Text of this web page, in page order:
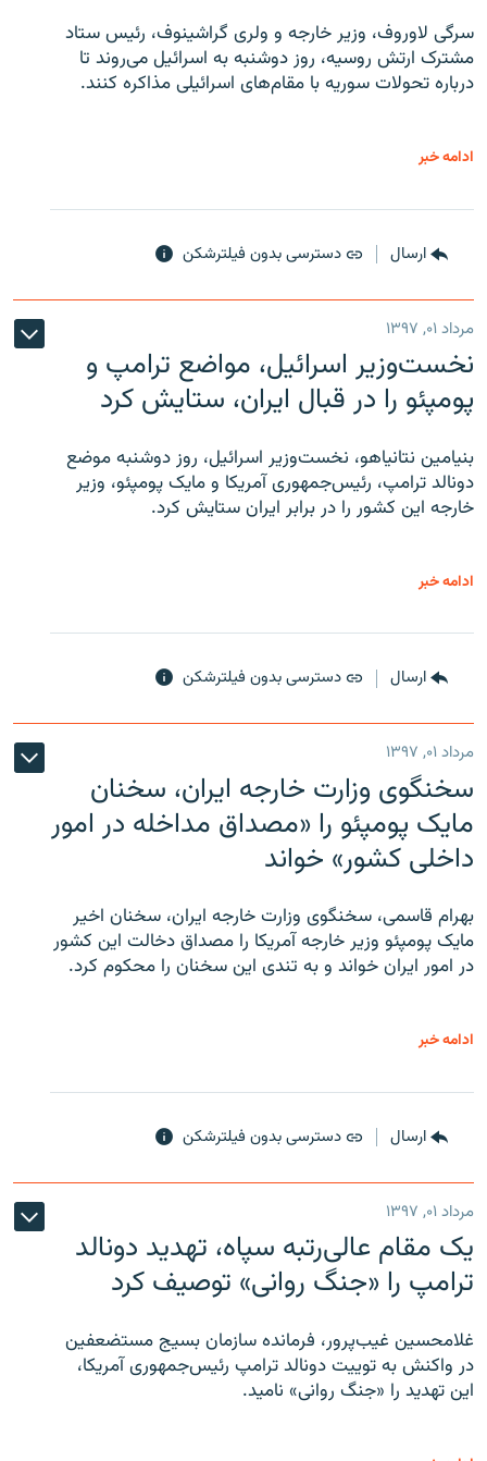
سرگی لاوروف، وزیر خارجه و ولری گراشینوف، رئیس ستاد
مشترک ارتش روسیه، روز دوشنبه به اسرائیل می‌روند تا
درباره تحولات سوریه با مقام‌های اسرائیلی مذاکره کنند.
ادامه خبر
ارسال دسترسی بدون فیلترشکن
مرداد ۰۱, ۱۳۹۷
نخست‌وزیر اسرائیل، مواضع ترامپ و
پومپئو را در قبال ایران، ستایش کرد
بنیامین نتانیاهو، نخست‌وزیر اسرائیل، روز دوشنبه موضع
دونالد ترامپ، رئیس‌جمهوری آمریکا و مایک پومپئو، وزیر
خارجه این کشور را در برابر ایران ستایش کرد.
ادامه خبر
ارسال دسترسی بدون فیلترشکن
مرداد ۰۱, ۱۳۹۷
سخنگوی وزارت خارجه ایران، سخنان
مایک پومپئو را «مصداق مداخله در امور
داخلی کشور» خواند
بهرام قاسمی، سخنگوی وزارت خارجه ایران، سخنان اخیر
مایک پومپئو وزیر خارجه آمریکا را مصداق دخالت این کشور
در امور ایران خواند و به تندی این سخنان را محکوم کرد.
ادامه خبر
ارسال دسترسی بدون فیلترشکن
مرداد ۰۱, ۱۳۹۷
یک مقام عالی‌رتبه سپاه، تهدید دونالد
ترامپ را «جنگ روانی» توصیف کرد
غلامحسین غیب‌پرور، فرمانده سازمان بسیج مستضعفین
در واکنش به توییت دونالد ترامپ رئیس‌جمهوری آمریکا،
این تهدید را «جنگ روانی» نامید.